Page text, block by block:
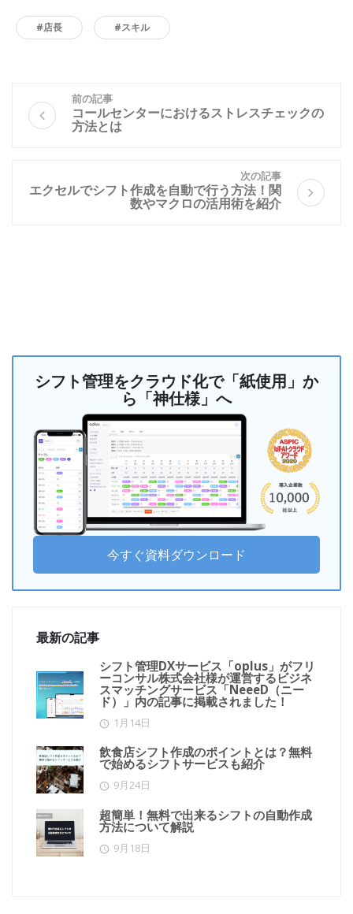
#店長 #スキル
前の記事
コールセンターにおけるストレスチェックの
方法とは
次の記事
エクセルでシフト作成を自動で行う方法！関
数やマクロの活用術を紹介
シフト管理をクラウド化で「紙使用」か
ら「神仕様」へ
今すぐ資料ダウンロード
最新の記事
シフト管理DXサービス「oplus」がフリ
ーコンサル株式会社様が運営するビジネ
スマッチングサービス「NeeeD（ニー
ド）」内の記事に掲載されました！
1月14日
飲食店シフト作成のポイントとは？無料
で始めるシフトサービスも紹介
9月24日
超簡単！無料で出来るシフトの自動作成
方法について解説
9月18日